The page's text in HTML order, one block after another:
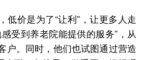
低价是为了“让利”，让更多人走
受到养老院能提供的服务”，从
户。同时，他们也试图通过营造